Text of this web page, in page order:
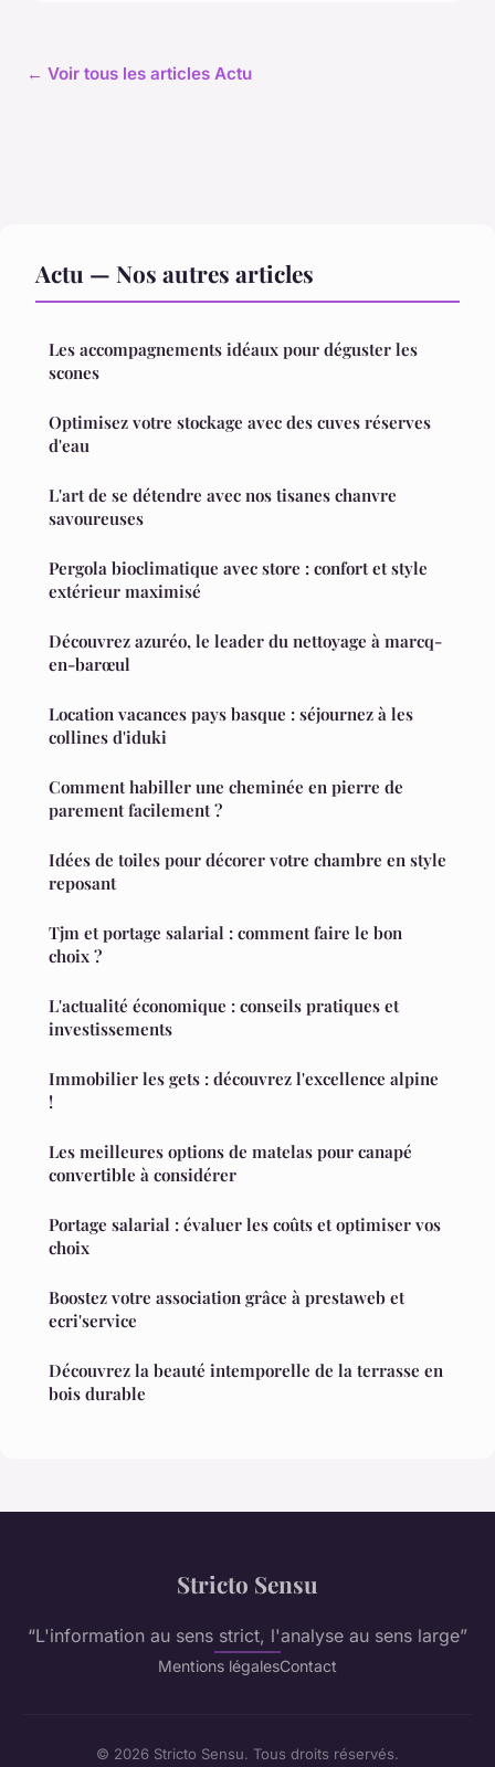
← Voir tous les articles Actu
Actu — Nos autres articles
Les accompagnements idéaux pour déguster les
scones
Optimisez votre stockage avec des cuves réserves
d'eau
L'art de se détendre avec nos tisanes chanvre
savoureuses
Pergola bioclimatique avec store : confort et style
extérieur maximisé
Découvrez azuréo, le leader du nettoyage à marcq-
en-barœul
Location vacances pays basque : séjournez à les
collines d'iduki
Comment habiller une cheminée en pierre de
parement facilement ?
Idées de toiles pour décorer votre chambre en style
reposant
Tjm et portage salarial : comment faire le bon
choix ?
L'actualité économique : conseils pratiques et
investissements
Immobilier les gets : découvrez l'excellence alpine
!
Les meilleures options de matelas pour canapé
convertible à considérer
Portage salarial : évaluer les coûts et optimiser vos
choix
Boostez votre association grâce à prestaweb et
ecri'service
Découvrez la beauté intemporelle de la terrasse en
bois durable
Stricto Sensu
“L'information au sens strict, l'analyse au sens large”
Mentions légalesContact
© 2026 Stricto Sensu. Tous droits réservés.